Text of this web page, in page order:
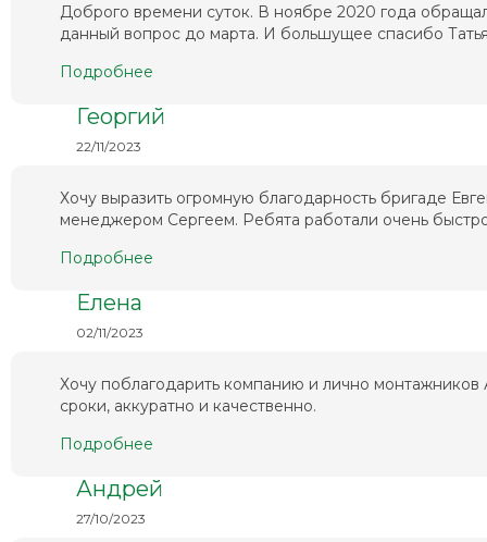
Доброго времени суток. В ноябре 2020 года
данный вопрос до марта. И большущее спасибо
Подробнее
Георгий
22/11/2023
Хочу выразить огромную благодарность бригаде
менеджером Сергеем. Ребята работали очень
Подробнее
Елена
02/11/2023
Хочу поблагодарить компанию и лично монтажников
сроки, аккуратно и качественно.
Подробнее
Андрей
27/10/2023